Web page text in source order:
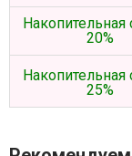
Накопительная
20%
Накопительная
25%